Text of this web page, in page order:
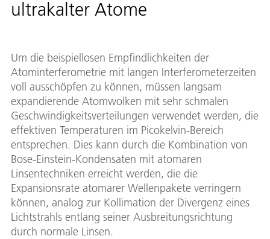
ultrakalter Atome
Um die beispiellosen Empfindlichkeiten der
Atominterferometrie mit langen Interferometerzeiten
voll ausschöpfen zu können, müssen langsam
expandierende Atomwolken mit sehr schmalen
Geschwindigkeitsverteilungen verwendet werden, die
effektiven Temperaturen im Picokelvin-Bereich
entsprechen. Dies kann durch die Kombination von
Bose-Einstein-Kondensaten mit atomaren
Linsentechniken erreicht werden, die die
Expansionsrate atomarer Wellenpakete verringern
können, analog zur Kollimation der Divergenz eines
Lichtstrahls entlang seiner Ausbreitungsrichtung
durch normale Linsen.